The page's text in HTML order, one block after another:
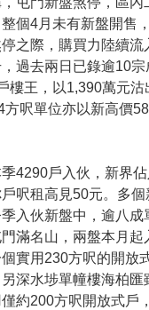
個4月未有新盤開售
之際，購買力陸續流
過去兩日已錄逾10
樓王，以1,390萬元沽
方呎單位亦以新高價
季4290戶入伙，新界
呎租高見50元。多
入伙新盤中，逾八成
滿名山，兩盤本月
實用230方呎的開放
深水埗單幢樓海柏匯
約200方呎開放式戶